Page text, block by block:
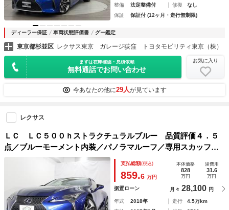
整備
法定整備付 修復
なし
保証
保証付 (12ヶ月・走行無制限)
ディーラー保証 車両状態評価書 グー鑑定
東京都杉並区 レクサス東京 ガレージ荻窪 トヨタモビリティ東京（株）
まずは在庫確認・見積依頼
無料通話でお問い合わせ
お気に入り
今あなたの他に29人が見ています
レクサス
ＬＣ ＬＣ５００ｈストラクチュラルブルー 品質評価４．５
点／ブルーモーメント内装／パノラマルーフ／専用スカッフプ
レート／２１ＡＷ／３眼ＬＥＤ／マクレビ／ＨＵＤ／ステアヒ
ーター／シートヒーター＆クーラー／地デジＴＶ／レクサスセ
ーフティシステム＋
支払総額(税込)
859.6 万円
本体価格
828
万円
諸費用
31.6
万円
据置ローン 月々 28,100 円
年式 2018年 走行
4.5万km